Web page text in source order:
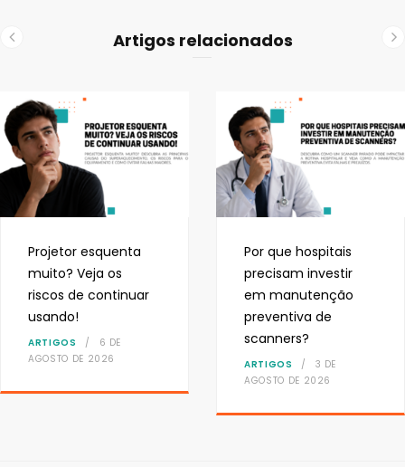
Artigos relacionados
Projetor esquenta
muito? Veja os
riscos de continuar
usando!
ARTIGOS
6 DE
AGOSTO DE 2026
Por que hospitais
precisam investir
em manutenção
preventiva de
scanners?
ARTIGOS
3 DE
AGOSTO DE 2026